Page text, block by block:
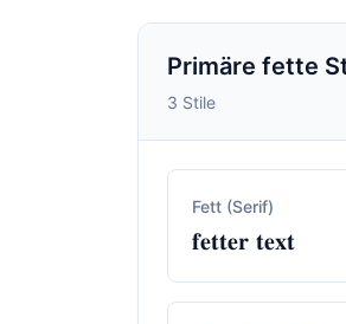
Primäre fette
3 Stile
Fett (Serif)
𝐟𝐞𝐭𝐭𝐞𝐫 𝐭𝐞𝐱𝐭